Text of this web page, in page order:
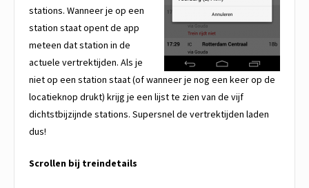
stations. Wanneer je op een
station staat opent de app
meteen dat station in de
actuele vertrektijden. Als je
niet op een station staat (of wanneer je nog een keer op de
locatieknop drukt) krijg je een lijst te zien van de vijf
dichtstbijzijnde stations. Supersnel de vertrektijden laden
dus!
Scrollen bij treindetails